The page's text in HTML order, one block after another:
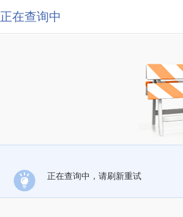
正在查询中
正在查询中，请刷新重试